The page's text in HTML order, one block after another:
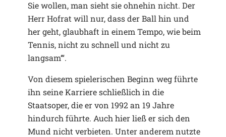
Sie wollen, man sieht sie ohnehin nicht. Der
Herr Hofrat will nur, dass der Ball hin und
her geht, glaubhaft in einem Tempo, wie beim
Tennis, nicht zu schnell und nicht zu
langsam‘“.
Von diesem spielerischen Beginn weg führte
ihn seine Karriere schließlich in die
Staatsoper, die er von 1992 an 19 Jahre
hindurch führte. Auch hier ließ er sich den
Mund nicht verbieten. Unter anderem nutzte